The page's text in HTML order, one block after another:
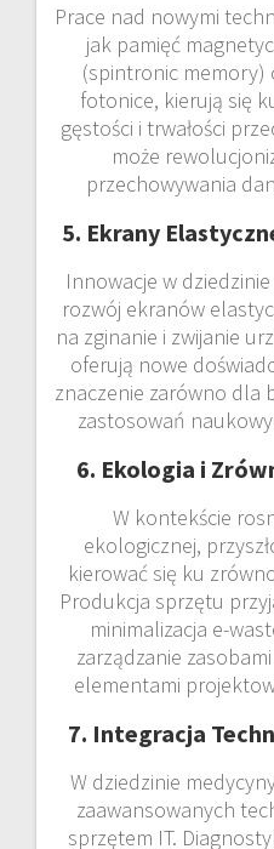
Prace nad nowymi
jak pamięć
(spintronic memory)
fotonice, kierują się
gęstości i trwałości
może
przechowywania
5. Ekrany
Innowacje w
rozwój ekranów
na zginanie i zwijanie
oferują nowe
znaczenie zarówno dla
zastosowań
6. Ekologia i
W kontekście
ekologicznej,
kierować się ku
Produkcja sprzętu
minimalizacja e-
zarządzanie
elementami
7. Integracja
W dziedzinie
zaawansowanych
sprzętem IT.